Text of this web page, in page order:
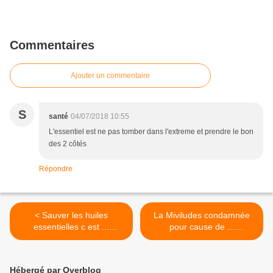
Commentaires
Ajouter un commentaire
S santé 04/07/2018 10:55
L'essentiel est ne pas tomber dans l'extreme et prendre le bon
des 2 côtés
Répondre
< Sauver les huiles
essentielles c est ...
essentiel!
La Miviludes condamnée
pour cause de ...
sectarisme envers la
Hébergé par Overblog